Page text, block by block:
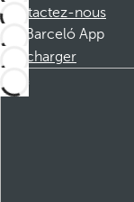
Contactez-nous
Barceló App
Télécharger